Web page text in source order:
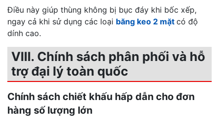
Điều này giúp thùng không bị bục đáy khi bốc xếp,
ngay cả khi sử dụng các loại băng keo 2 mặt có độ
dính cao.
VIII. Chính sách phân phối và hỗ
trợ đại lý toàn quốc
Chính sách chiết khấu hấp dẫn cho đơn
hàng số lượng lớn